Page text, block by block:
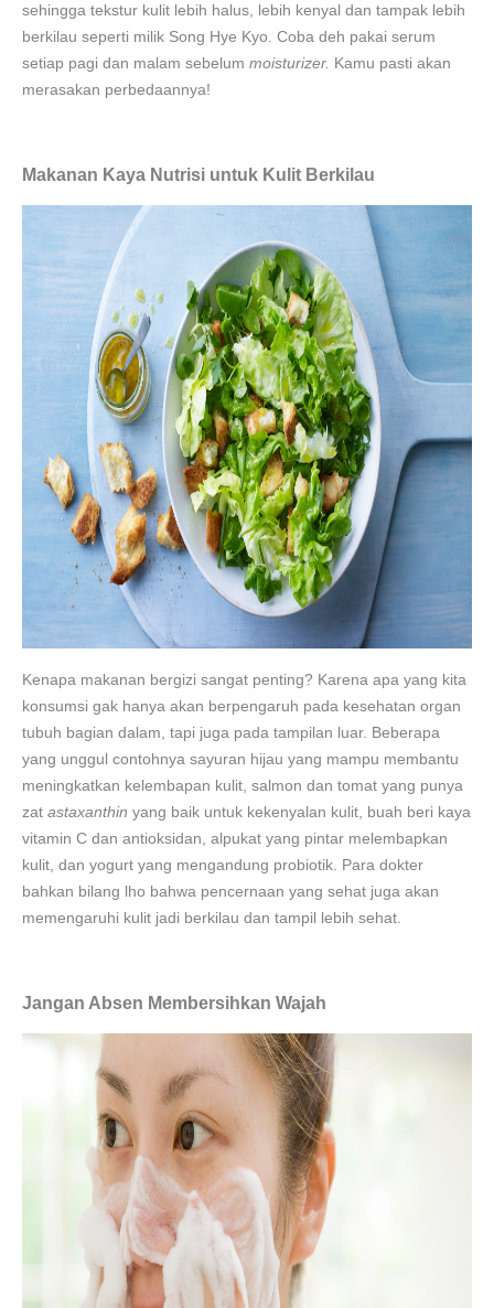
sehingga tekstur kulit lebih halus, lebih kenyal dan tampak lebih
berkilau seperti milik Song Hye Kyo. Coba deh pakai serum
setiap pagi dan malam sebelum moisturizer. Kamu pasti akan
merasakan perbedaannya!
Makanan Kaya Nutrisi untuk Kulit Berkilau
Kenapa makanan bergizi sangat penting? Karena apa yang kita
konsumsi gak hanya akan berpengaruh pada kesehatan organ
tubuh bagian dalam, tapi juga pada tampilan luar. Beberapa
yang unggul contohnya sayuran hijau yang mampu membantu
meningkatkan kelembapan kulit, salmon dan tomat yang punya
zat astaxanthin yang baik untuk kekenyalan kulit, buah beri kaya
vitamin C dan antioksidan, alpukat yang pintar melembapkan
kulit, dan yogurt yang mengandung probiotik. Para dokter
bahkan bilang lho bahwa pencernaan yang sehat juga akan
memengaruhi kulit jadi berkilau dan tampil lebih sehat.
Jangan Absen Membersihkan Wajah